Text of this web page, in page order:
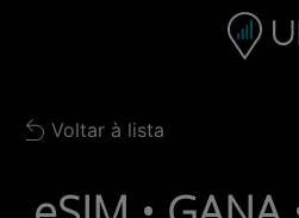
Barra de
Back to list
Voltar à lista